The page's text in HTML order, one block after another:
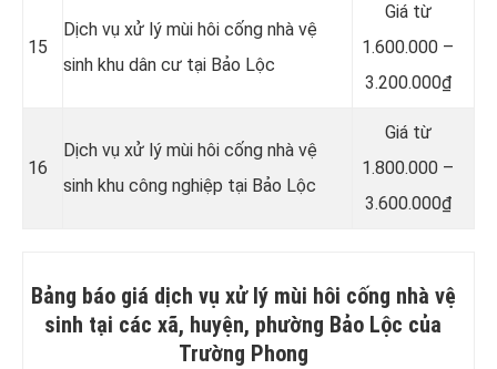
15
Dịch vụ xử lý mùi hôi cống nhà vệ
sinh khu dân cư tại Bảo Lộc
Giá từ
1.600.000 –
3.200.000₫
16
Dịch vụ xử lý mùi hôi cống nhà vệ
sinh khu công nghiệp tại Bảo Lộc
Giá từ
1.800.000 –
3.600.000₫
Bảng báo giá dịch vụ xử lý mùi hôi cống nhà vệ
sinh tại các xã, huyện, phường Bảo Lộc của
Trường Phong